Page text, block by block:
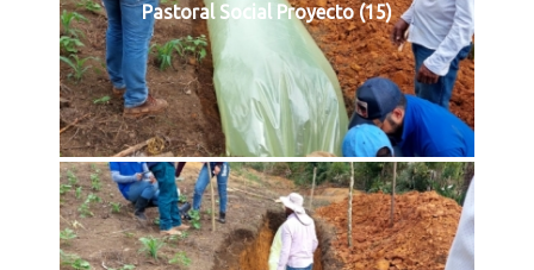
Pastoral Social Proyecto (15)